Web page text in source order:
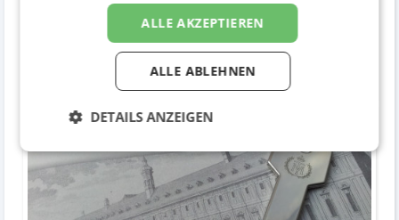
ALLE AKZEPTIEREN
ALLE ABLEHNEN
DETAILS ANZEIGEN